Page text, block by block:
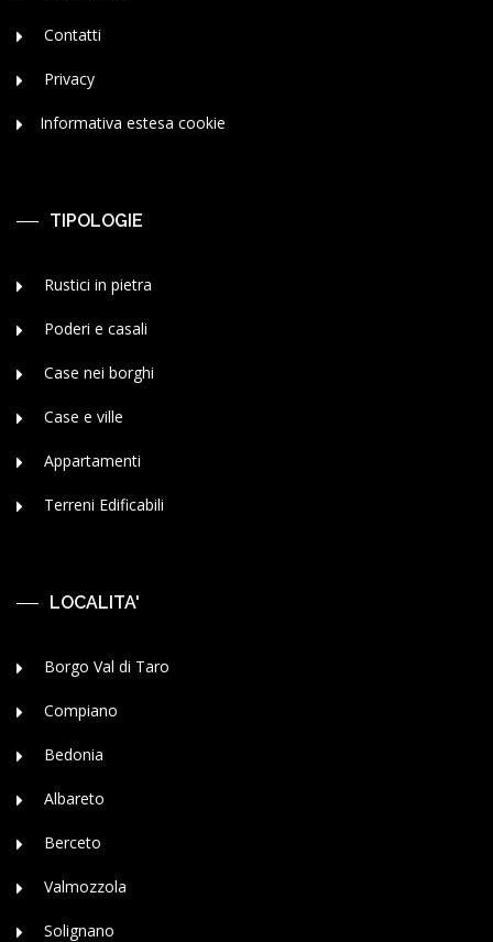
Contatti
Privacy
Informativa estesa cookie
TIPOLOGIE
Rustici in pietra
Poderi e casali
Case nei borghi
Case e ville
Appartamenti
Terreni Edificabili
LOCALITA'
Borgo Val di Taro
Compiano
Bedonia
Albareto
Berceto
Valmozzola
Solignano